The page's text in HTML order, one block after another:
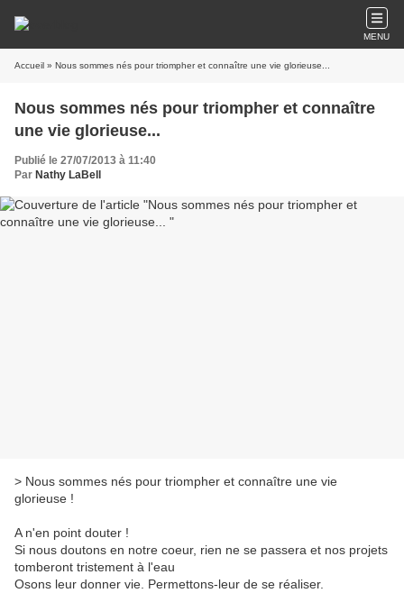
MENU
Accueil » Nous sommes nés pour triompher et connaître une vie glorieuse...
Nous sommes nés pour triompher et connaître
une vie glorieuse...
Publié le 27/07/2013 à 11:40
Par Nathy LaBell
> Nous sommes nés pour triompher et connaître une vie
glorieuse !
A n'en point douter !
Si nous doutons en notre coeur, rien ne se passera et nos projets
tomberont tristement à l'eau
Osons leur donner vie. Permettons-leur de se réaliser.